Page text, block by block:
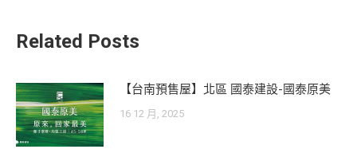
Related Posts
【台南預售屋】北區 國泰建設-國泰原美
16 12 月, 2025